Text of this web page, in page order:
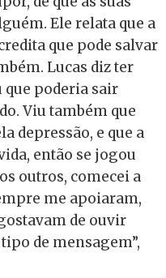
Ele relata que a
que pode salvar
Lucas diz ter
que poderia sair
Viu também que
depressão, e que a
então se jogou
outros, comecei a
me apoiaram,
de ouvir
de mensagem”,